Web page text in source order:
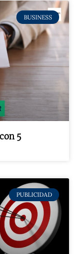
BUSINESS
5
PUBLICIDAD